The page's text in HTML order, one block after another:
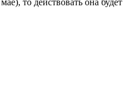
то действовать она будет